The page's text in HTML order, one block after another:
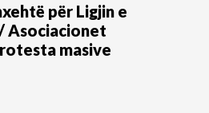
për Ligjin e
Asociacionet
masive